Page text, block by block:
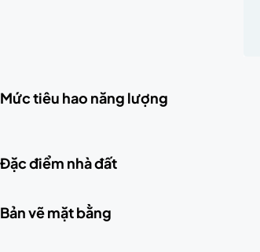
Mức tiêu hao năng lượng
Đặc điểm nhà đất
Bản vẽ mặt bằng